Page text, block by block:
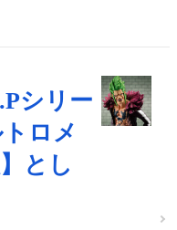
シリー
ロメ
とし